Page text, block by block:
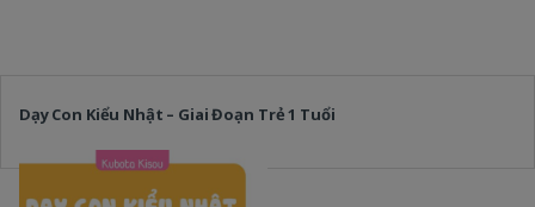
Dạy Con Kiểu Nhật – Giai Đoạn Trẻ 1 Tuổi